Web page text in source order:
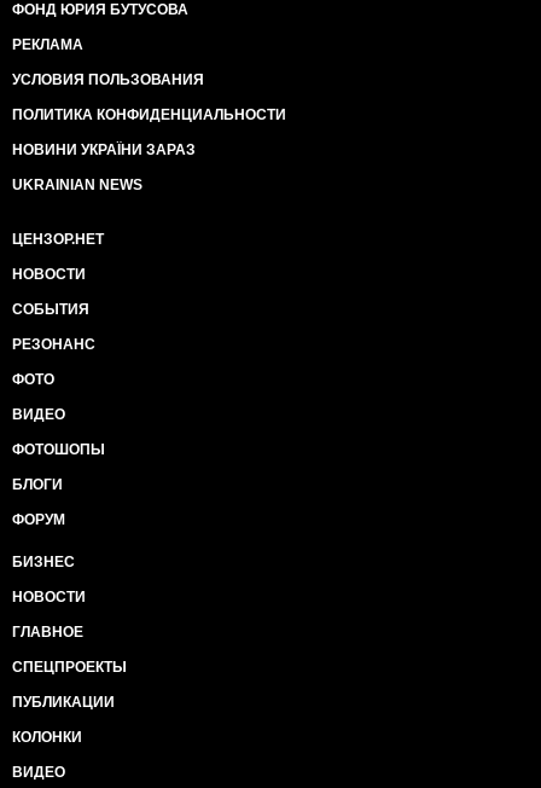
ФОНД ЮРИЯ БУТУСОВА
РЕКЛАМА
УСЛОВИЯ ПОЛЬЗОВАНИЯ
ПОЛИТИКА КОНФИДЕНЦИАЛЬНОСТИ
НОВИНИ УКРАЇНИ ЗАРАЗ
UKRAINIAN NEWS
ЦЕНЗОР.НЕТ
НОВОСТИ
СОБЫТИЯ
РЕЗОНАНС
ФОТО
ВИДЕО
ФОТОШОПЫ
БЛОГИ
ФОРУМ
БИЗНЕС
НОВОСТИ
ГЛАВНОЕ
СПЕЦПРОЕКТЫ
ПУБЛИКАЦИИ
КОЛОНКИ
ВИДЕО